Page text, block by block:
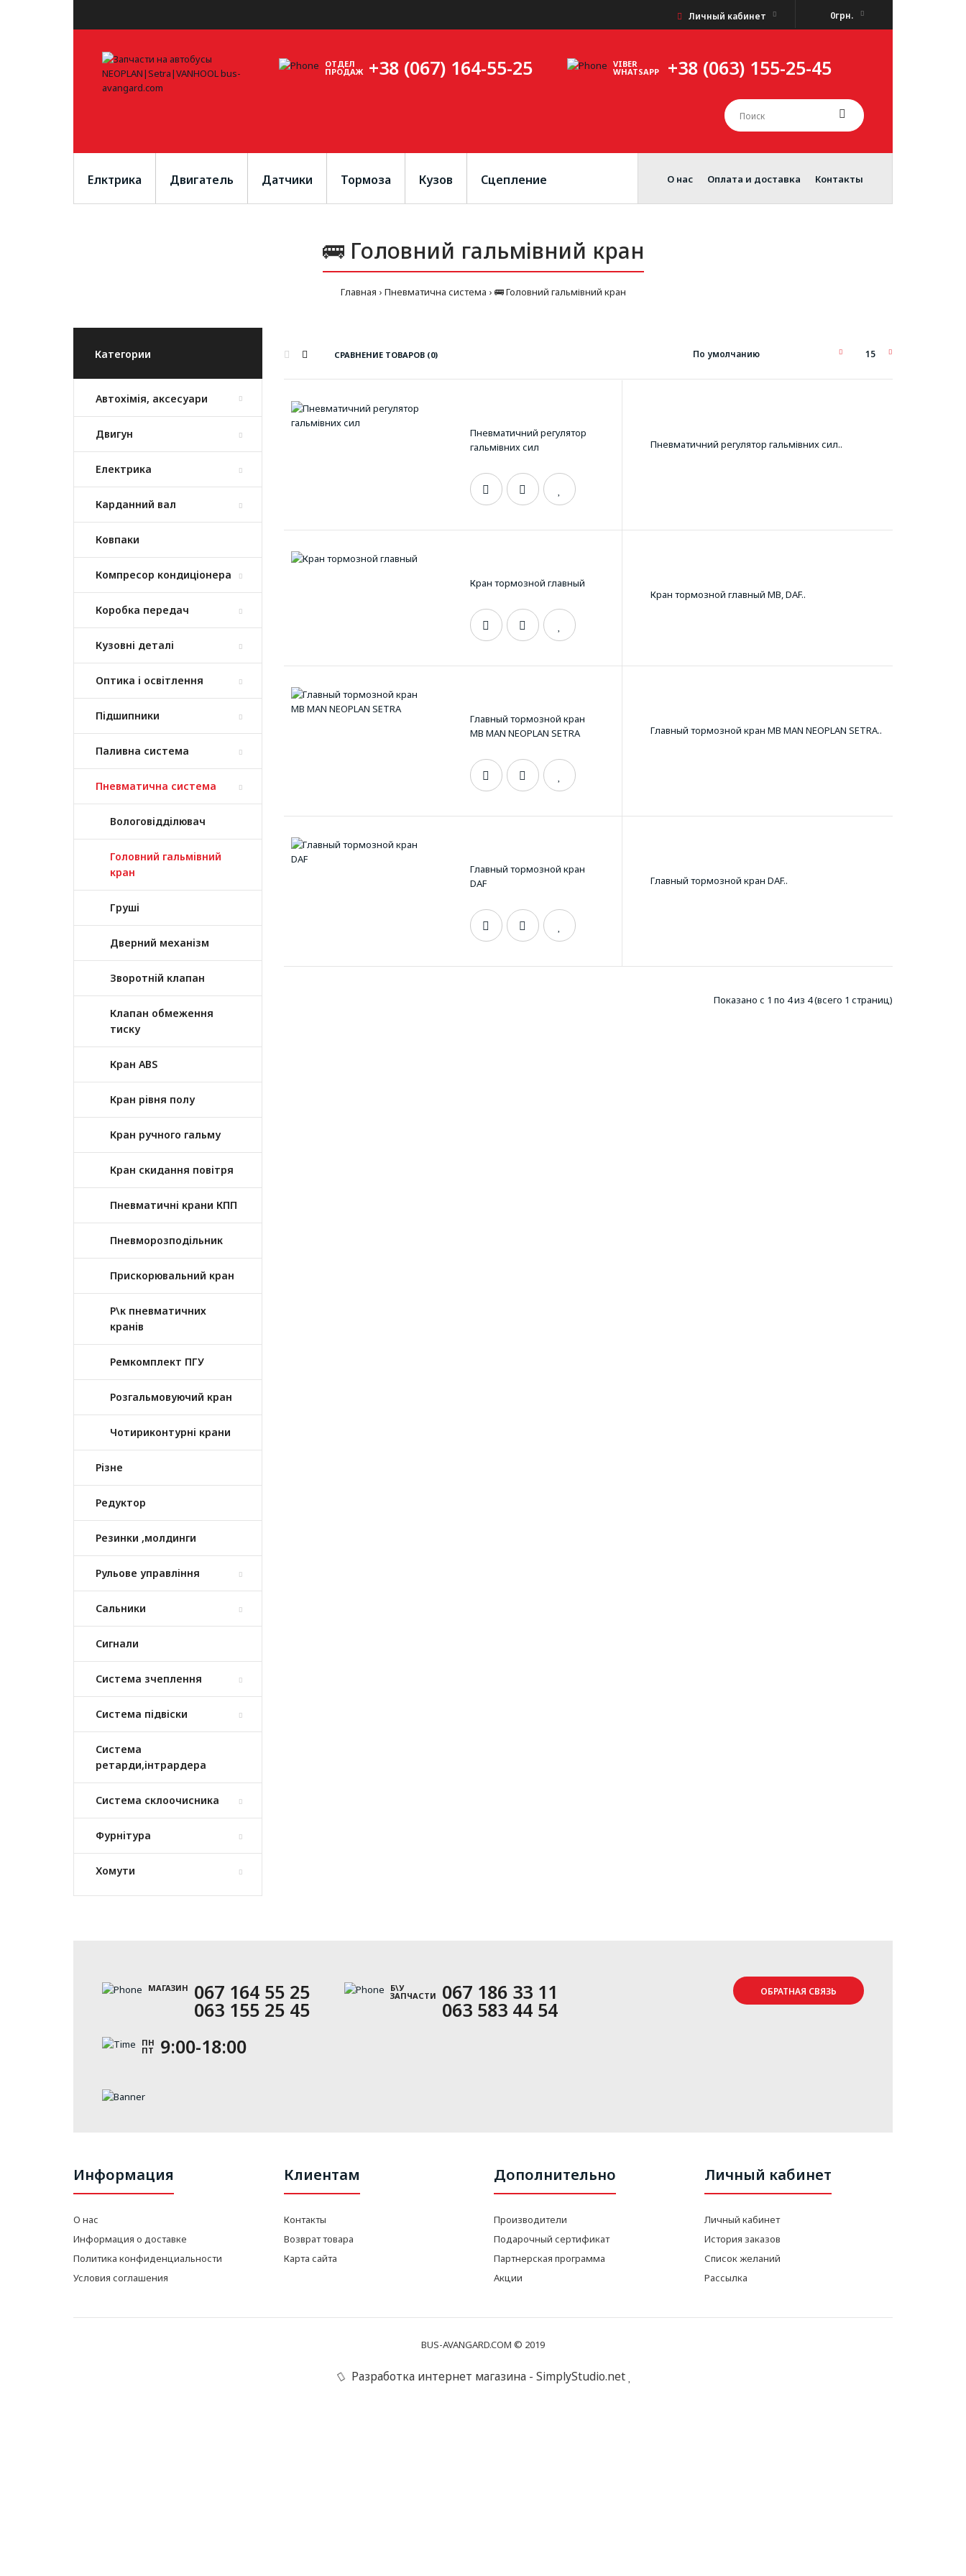
0грн.
Личный кабинет
ОТДЕЛ
ПРОДАЖ +38 (067) 164-55-25 VIBER
WHATSAPP +38 (063) 155-25-45
Елктрика Двигатель Датчики Тормоза Кузов Сцепление Контакты
Оплата и доставка
О нас
🚌 Головний гальмівний кран
Главная Пневматична система 🚌 Головний гальмівний кран
Категории
Автохімія, аксесуари
Двигун
Електрика
Карданний вал
Ковпаки
Компресор кондиціонера
Коробка передач
Кузовні деталі
Оптика і освітлення
Підшипники
Паливна система
Пневматична система
Вологовідділювач
Головний гальмівний
кран
Груші
Дверний механізм
Зворотній клапан
Клапан обмеження
тиску
Кран ABS
Кран рівня полу
Кран ручного гальму
Кран скидання повітря
Пневматичні крани КПП
Пневморозподільник
Прискорювальний кран
Р\к пневматичних
кранів
Ремкомплект ПГУ
Розгальмовуючий кран
Чотириконтурні крани
Різне
Редуктор
Резинки ,молдинги
Рульове управління
Сальники
Сигнали
Система зчеплення
Система підвіски
Система
ретарди,інтрардера
Система склоочисника
Фурнітура
Хомути
СРАВНЕНИЕ ТОВАРОВ (0)
Пневматичний регулятор
гальмівних сил
Пневматичний регулятор гальмівних сил..
Кран тормозной главный
Кран тормозной главный MB, DAF..
Главный тормозной кран
MB MAN NEOPLAN SETRA
Главный тормозной кран MB MAN NEOPLAN SETRA..
Главный тормозной кран
DAF
Главный тормозной кран DAF..
Показано с 1 по 4 из 4 (всего 1 страниц)
ОБРАТНАЯ СВЯЗЬ
МАГАЗИН 067 164 55 25
063 155 25 45
Б\У
ЗАПЧАСТИ 067 186 33 11
063 583 44 54
ПН
ПТ 9:00-18:00
Информация
О нас
Информация о доставке
Политика конфиденциальности
Условия соглашения
Клиентам
Контакты
Возврат товара
Карта сайта
Дополнительно
Производители
Подарочный сертификат
Партнерская программа
Акции
Личный кабинет
Личный кабинет
История заказов
Список желаний
Рассылка
BUS-AVANGARD.COM © 2019
Разработка интернет магазина - SimplyStudio.net